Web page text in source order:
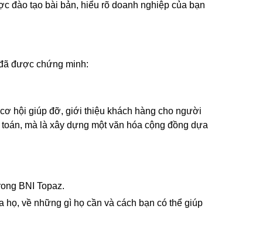
đào tạo bài bản, hiểu rõ doanh nghiệp của bạn
được chứng minh:
hội giúp đỡ, giới thiệu khách hàng cho người
mà là xây dựng một văn hóa cộng đồng dựa
BNI Topaz.
họ, về những gì họ cần và cách bạn có thể giúp